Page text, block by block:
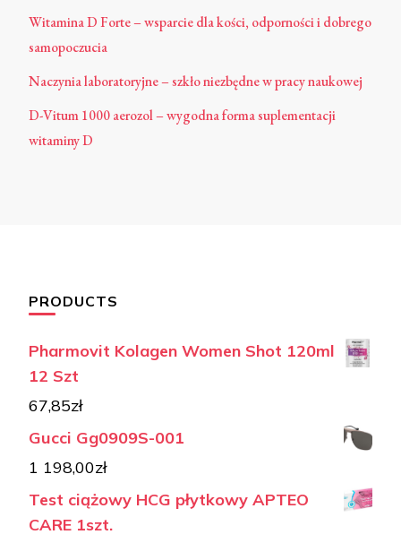
Witamina D Forte – wsparcie dla kości, odporności i dobrego
samopoczucia
Naczynia laboratoryjne – szkło niezbędne w pracy naukowej
D-Vitum 1000 aerozol – wygodna forma suplementacji
witaminy D
PRODUCTS
Pharmovit Kolagen Women Shot 120ml
12 Szt
67,85zł
Gucci Gg0909S-001
1 198,00zł
Test ciążowy HCG płytkowy APTEO
CARE 1szt.